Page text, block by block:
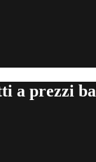
a prezzi